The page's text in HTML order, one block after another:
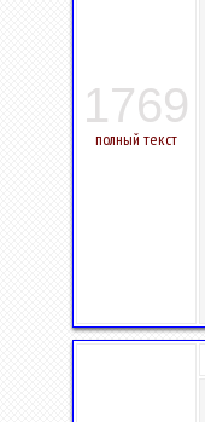
1769
полный текст